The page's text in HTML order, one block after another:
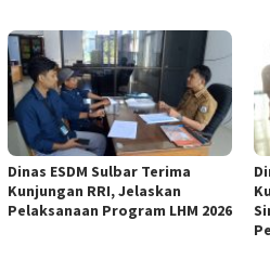
Dinas ESDM Sulbar Terima
Kunjungan RRI, Jelaskan
Pelaksanaan Program LHM 2026